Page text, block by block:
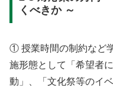
くべきか ～
① 授業時間の制約など
施形態として「希望者
動」、「文化祭等のイ